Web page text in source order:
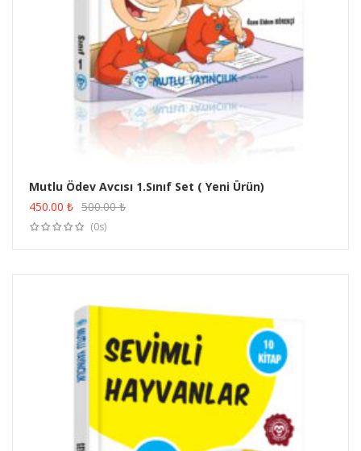
Mutlu Ödev Avcısı 1.Sınıf Set ( Yeni Ürün)
450.00 ₺ 500.00₺
(0s)